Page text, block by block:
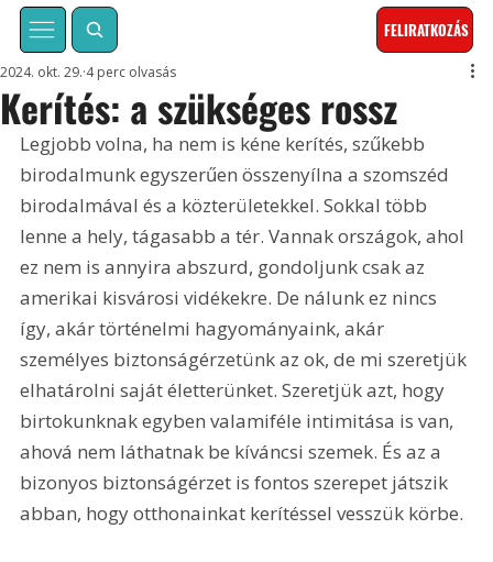
FELIRATKOZÁS
Kerítés: a szükséges rossz
2024. okt. 29. 4 perc olvasás
Legjobb volna, ha nem is kéne kerítés, szűkebb
birodalmunk egyszerűen összenyílna a szomszéd
birodalmával és a közterületekkel. Sokkal több
lenne a hely, tágasabb a tér. Vannak országok, ahol
ez nem is annyira abszurd, gondoljunk csak az
amerikai kisvárosi vidékekre. De nálunk ez nincs
így, akár történelmi hagyományaink, akár
személyes biztonságérzetünk az ok, de mi szeretjük
elhatárolni saját életterünket. Szeretjük azt, hogy
birtokunknak egyben valamiféle intimitása is van,
ahová nem láthatnak be kíváncsi szemek. És az a
bizonyos biztonságérzet is fontos szerepet játszik
abban, hogy otthonainkat kerítéssel vesszük körbe.